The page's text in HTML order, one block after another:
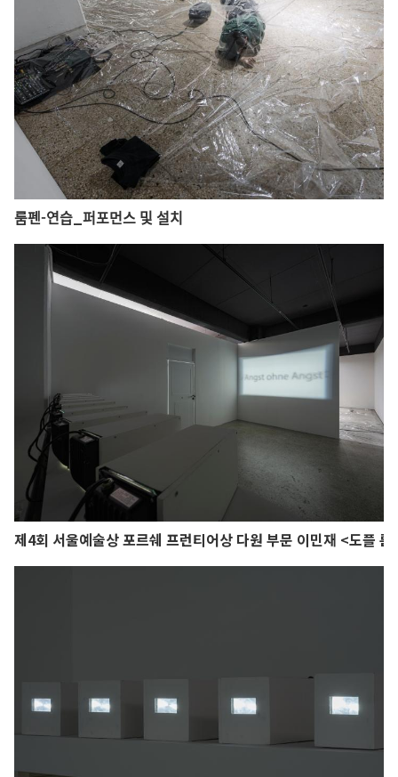
룸펜-연습_퍼포먼스 및 설치
제4회 서울예술상 포르쉐 프런티어상 다원 부문 이민재 <도플 룸